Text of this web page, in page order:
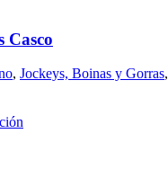
Casco
, Jockeys, Boinas y Gorras,